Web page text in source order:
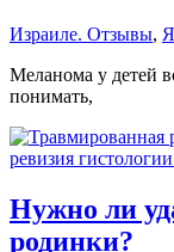
Израиле. Отзывы,
Меланома у детей
понимать,
Нужно ли
родинки?